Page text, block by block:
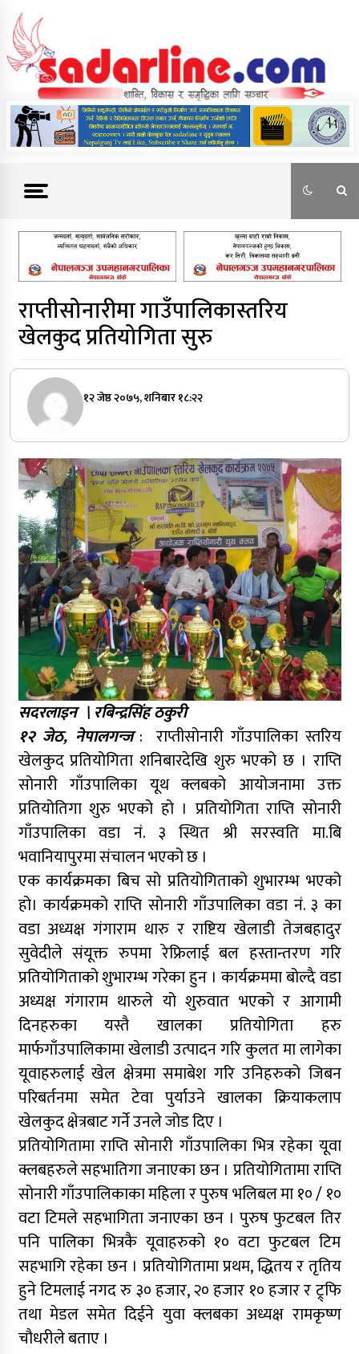
content
News For Nepal
राप्तीसोनारीमा गाउँपालिकास्तरिय
खेलकुद प्रतियोगिता सुरु
१२ जेष्ठ २०७५, शनिबार १८:२२
सदरलाइन \ रबिन्द्रसिंह ठकुरी
१२ जेठ, नेपालगन्ज : राप्तीसोनारी गाँउपालिका स्तरिय
खेलकुद प्रतियोगिता शनिबारदेखि शुरु भएको छ । राप्ति
सोनारी गाँउपालिका यूथ क्लबको आयोजनामा उक्त
प्रतियोतिगा शुरु भएको हो । प्रतियोगिता राप्ति सोनारी
गाँउपालिका वडा नं. ३ स्थित श्री सरस्वति मा.बि
भवानियापुरमा संचालन भएको छ ।
एक कार्यक्रमका बिच सो प्रतियोगिताको शुभारम्भ भएको
हो। कार्यक्रमको राप्ति सोनारी गाँउपालिका वडा नं. ३ का
वडा अध्यक्ष गंगाराम थारु र राष्टिय खेलाडी तेजबहादुर
सुवेदीले संयूक्त रुपमा रेफ्रिलाई बल हस्तान्तरण गरि
प्रतियोगिताको शुभारम्भ गरेका हुन । कार्यक्रममा बोल्दै वडा
अध्यक्ष गंगाराम थारुले यो शुरुवात भएको र आगामी
दिनहरुका यस्तै खालका प्रतियोगिता हरु
मार्फगाँउपालिकामा खेलाडी उत्पादन गरि कुलत मा लागेका
यूवाहरुलाई खेल क्षेत्रमा समाबेश गरि उनिहरुको जिबन
परिबर्तनमा समेत टेवा पुर्याउने खालका क्रियाकलाप
खेलकुद क्षेत्रबाट गर्ने उनले जोड दिए ।
प्रतियोगितामा राप्ति सोनारी गाँउपालिका भित्र रहेका यूवा
क्लबहरुले सहभातिगा जनाएका छन । प्रतियोगितामा राप्ति
सोनारी गाँउपालिकाका महिला र पुरुष भलिबल मा १० / १०
वटा टिमले सहभागिता जनाएका छन । पुरुष फुटबल तिर
पनि पालिका भित्रकै यूवाहरुको १० वटा फुटबल टिम
सहभागि रहेका छन । प्रतियोगितामा प्रथम, द्धितय र तृतिय
हुने टिमलाई नगद रु ३० हजार, २० हजार १० हजार र ट्र्फि
तथा मेडल समेत दिईने युवा क्लबका अध्यक्ष रामकृष्ण
चौधरीले बताए ।